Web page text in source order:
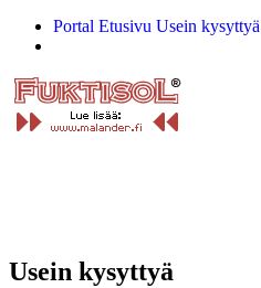
Portal Etusivu Usein kysyttyä
Usein kysyttyä